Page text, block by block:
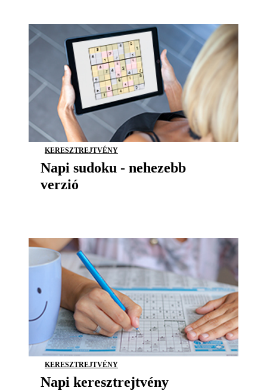
KERESZTREJTVÉNY
Napi sudoku - nehezebb
verzió
KERESZTREJTVÉNY
Napi keresztrejtvény